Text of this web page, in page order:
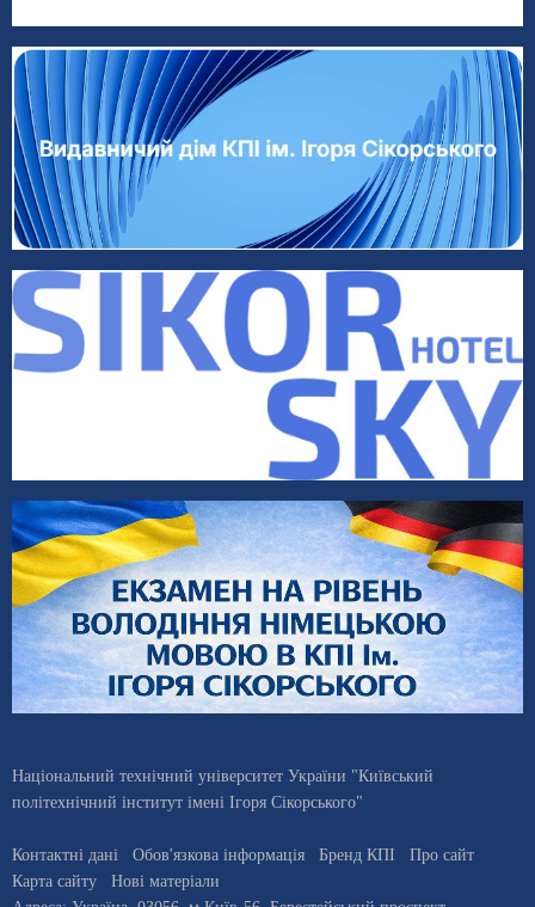
Національний технічний університет України "Київський
політехнічний інститут імені Ігоря Сікорського"
Контактні дані Обов'язкова інформація Бренд КПІ
Про сайт
Карта сайту
Нові матеріали